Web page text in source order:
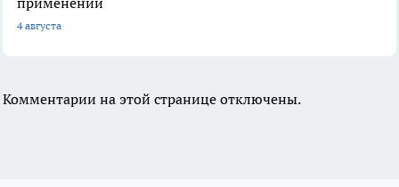
4 августа
Комментарии на этой странице отключены.